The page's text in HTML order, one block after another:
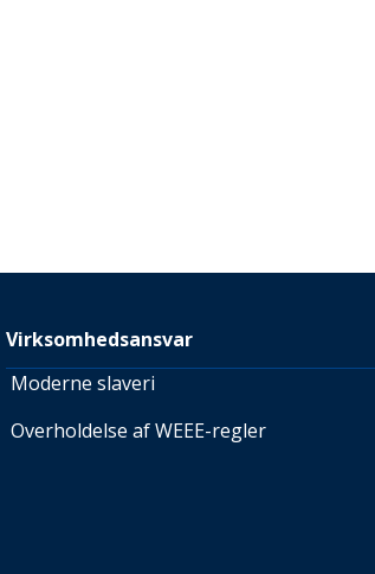
Virksomhedsansvar
Moderne slaveri
Overholdelse af WEEE-regler